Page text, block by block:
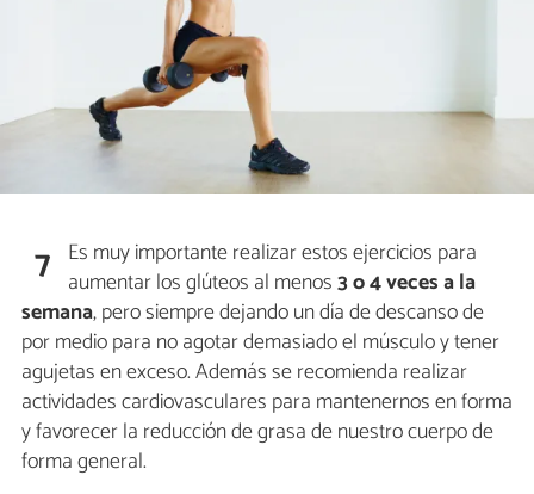
7 Es muy importante realizar estos ejercicios para
aumentar los glúteos al menos3 o 4 veces a la
semana, pero siempre dejando un día de descanso de
por medio para no agotar demasiado el músculo y tener
agujetas en exceso. Además se recomienda realizar
actividades cardiovasculares para mantenernos en forma
y favorecer la reducción de grasa de nuestro cuerpo de
forma general.